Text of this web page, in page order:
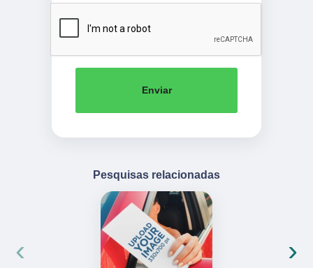
Enviar
Pesquisas relacionadas
‹ ›